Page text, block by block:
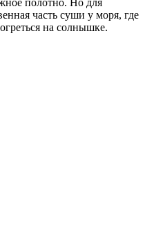
полотно. Но для
часть суши у моря, где
на солнышке.